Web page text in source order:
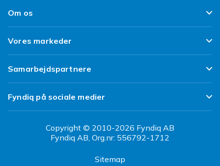
Fortryd & returner her
Brukt/ Refurbished
Top 100 fund
Design dit eget tøj
Om os
Klimaarbejde
Job hos Fyndiq
Tilgængelighed
Transparensrapport
Vores markeder
Fyndiq Sverige
Fyndiq Finland
Fyndiq Norge
CDON Danmark
CDON Sverige
Samarbejdspartnere
Partner Help Center
Regler og kvalitet
Fyndiq på sociale medier
Copyright © 2010-2026 Fyndiq AB
Fyndiq AB, Org.nr: 556792-1712
Sitemap